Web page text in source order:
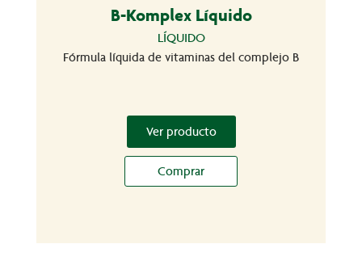
B-Komplex Líquido
LÍQUIDO
Fórmula líquida de vitaminas del complejo B
Ver producto
Comprar